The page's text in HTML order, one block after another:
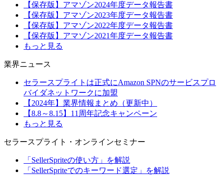
【保存版】アマゾン2024年度データ報告書
【保存版】アマゾン2023年度データ報告書
【保存版】アマゾン2022年度データ報告書
【保存版】アマゾン2021年度データ報告書
もっと見る
業界ニュース
セラースプライトは正式にAmazon SPNのサービスプロ
バイダネットワークに加盟
【2024年】業界情報まとめ（更新中）
【8.8～8.15】11周年記念キャンペーン
もっと見る
セラースプライト・オンラインセミナー
「SellerSpriteの使い方」を解説
「SellerSpriteでのキーワード選定」を解説